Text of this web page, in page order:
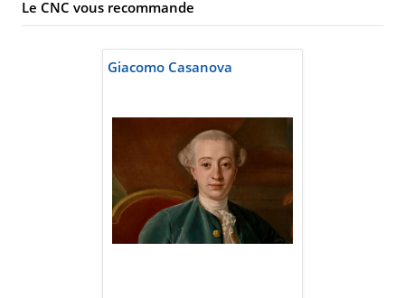
Le CNC vous recommande
Giacomo Casanova